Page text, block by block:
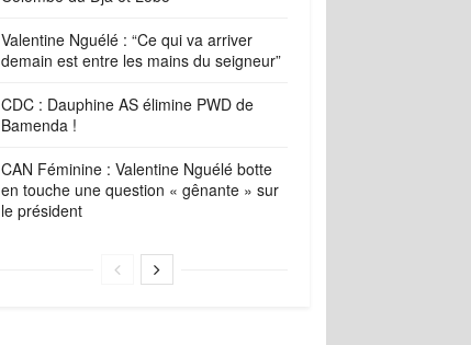
Valentine Nguélé : “Ce qui va arriver
demain est entre les mains du seigneur”
CDC : Dauphine AS élimine PWD de
Bamenda !
CAN Féminine : Valentine Nguélé botte
en touche une question « gênante » sur
le président